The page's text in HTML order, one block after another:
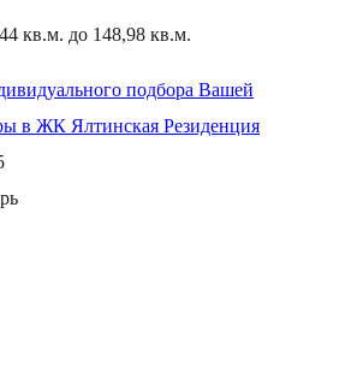
кв.м. до 148,98 кв.м.
подбора Вашей
в ЖК Ялтинская Резиденция